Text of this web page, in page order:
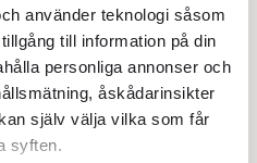
använder teknologi såsom
till information på din
personliga annonser och
åskådarinsikter
själv välja vilka som får
syften.